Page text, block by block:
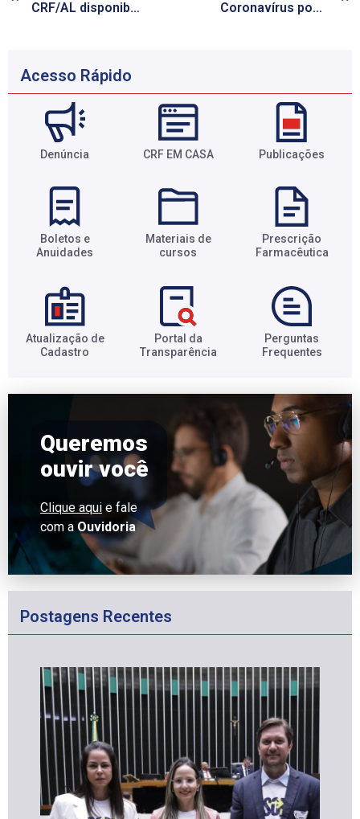
CRF/AL disponibiliza assessoria técnica para tirar dúvidas sobre assuntos regulatórios Coronavírus pode causar sintomas na pele?
Acesso Rápido
Denúncia CRF EM CASA Publicações
Boletos e
Anuidades​
Materiais de
cursos​
Prescrição
Farmacêutica​
Atualização de
Cadastro​
Portal da
Transparência​
Perguntas
Frequentes​
Queremos
ouvir você
Clique aqui e fale
com aOuvidoria
Postagens Recentes